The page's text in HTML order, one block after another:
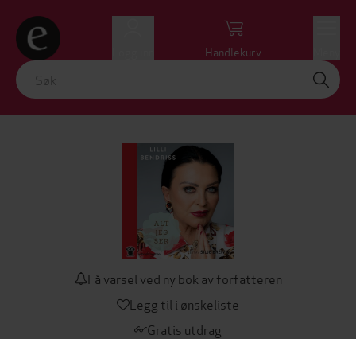
Handlekurv
Få varsel ved ny bok av forfatteren
Legg til i ønskeliste
Gratis utdrag